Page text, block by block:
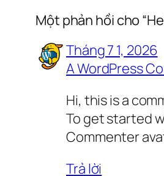
Một phản hồi cho
Tháng 7 1, 2026
A WordPress
Hi, this is a
To get started
Commenter
Trả lời